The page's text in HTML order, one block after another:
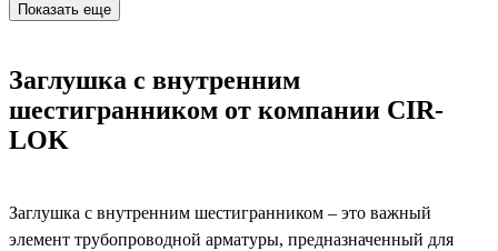
Показать еще
Заглушка с внутренним
шестигранником от компании CIR-
LOK
Заглушка с внутренним шестигранником – это важный
элемент трубопроводной арматуры, предназначенный для